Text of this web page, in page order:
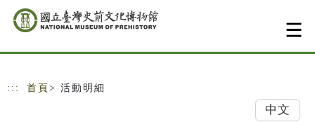
跳到主要內容
網站導覽
::: 首頁 > 活動明細
中文